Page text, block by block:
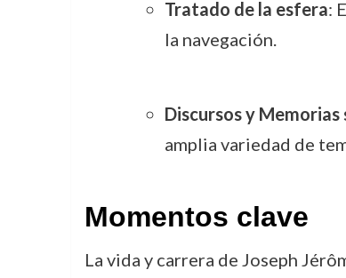
Tratado de la esfera:
la navegación.
Discursos y
amplia variedad de
Momentos clave
La vida y carrera de Joseph